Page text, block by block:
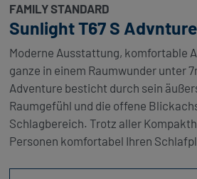
FAMILY STANDARD
Sunlight T67 S Advnture
Moderne Ausstattung, komfortable
ganze in einem Raumwunder unter
Adventure besticht durch sein
Raumgefühl und die offene
Schlagbereich. Trotz aller
Personen komfortabel Ihren